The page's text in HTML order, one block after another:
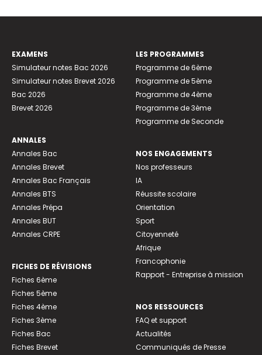
EXAMENS
Simulateur notes Bac 2026
Simulateur notes Brevet 2026
Bac 2026
Brevet 2026
ANNALES
Annales Bac
Annales Brevet
Annales Bac Français
Annales BTS
Annales Prépa
Annales BUT
Annales CRPE
FICHES DE RÉVISIONS
Fiches 6ème
Fiches 5ème
Fiches 4ème
Fiches 3ème
Fiches Bac
Fiches Brevet
LES PROGRAMMES
Programme de 6ème
Programme de 5ème
Programme de 4ème
Programme de 3ème
Programme de Seconde
NOS ENGAGEMENTS
Nos professeurs
IA
Réussite scolaire
Orientation
Sport
Citoyenneté
Afrique
Francophonie
Rapport - Entreprise à mission
NOS RESSOURCES
FAQ et support
Actualités
Communiqués de Presse